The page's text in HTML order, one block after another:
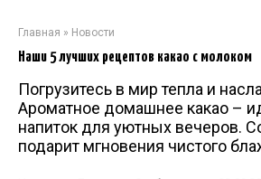
Главная » Новости
Наши 5 лучших рецептов какао с молоком
Погрузитесь в мир тепла и
Ароматное домашнее какао –
напиток для уютных вечеров.
подарит мгновения чистого